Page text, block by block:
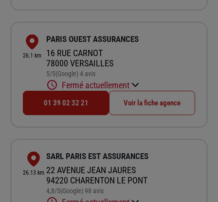
26.1 km
PARIS OUEST ASSURANCES
16 RUE CARNOT
78000 VERSAILLES
5/5Note de 5 sur 5
(Google) 4 avis
Fermé actuellement
01 39 02 32 21 Voir la fiche agence
26.13 km
SARL PARIS EST ASSURANCES
22 AVENUE JEAN JAURES
94220 CHARENTON LE PONT
4,8/5Note de 4.8 sur 5
(Google) 98 avis